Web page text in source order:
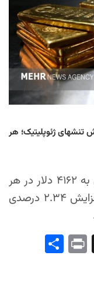
ژئوپلیتیک؛ هر
قیمت جهانی طلا با رشد ۱.۶۸ درصدی به ۴۱۶۲ دلار در هر
اونس رسید و هر اونس نقره نیز با افزایش ۲.۳۴ درصدی
Pri